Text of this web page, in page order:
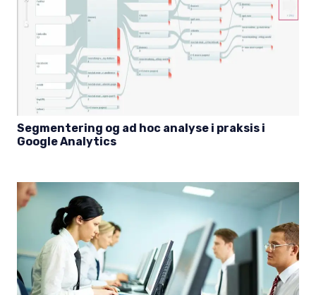
Segmentering og ad hoc analyse i praksis i
Google Analytics